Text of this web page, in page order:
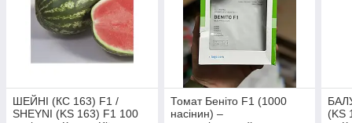
ШЕЙНІ (КС 163) F1 /
SHEYNI (KS 163) F1 100
Томат Беніто F1 (1000
насінин) –
(KS